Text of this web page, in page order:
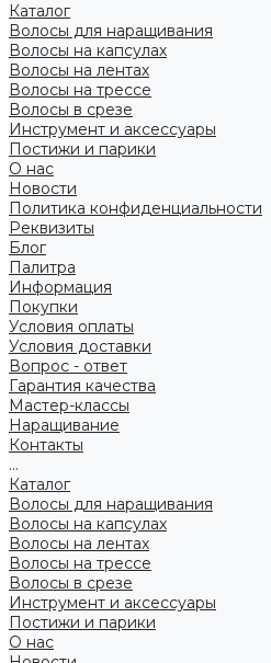
Каталог
Волосы для наращивания
Волосы на капсулах
Волосы на лентах
Волосы на трессе
Волосы в срезе
Инструмент и аксессуары
Постижи и парики
О нас
Новости
Политика конфиденциальности
Реквизиты
Блог
Палитра
Информация
Покупки
Условия оплаты
Условия доставки
Вопрос - ответ
Гарантия качества
Мастер-классы
Наращивание
Контакты
...
Каталог
Волосы для наращивания
Волосы на капсулах
Волосы на лентах
Волосы на трессе
Волосы в срезе
Инструмент и аксессуары
Постижи и парики
О нас